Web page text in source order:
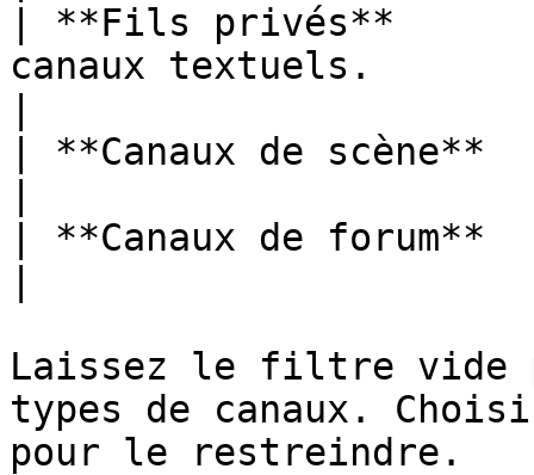
| **Fils privés**
canaux textuels.
| **Canaux de scène**
| **Canaux de forum**
Laissez le filtre vide
types de canaux.
pour le restreindre.